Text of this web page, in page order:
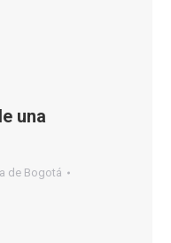
una
de Bogotá